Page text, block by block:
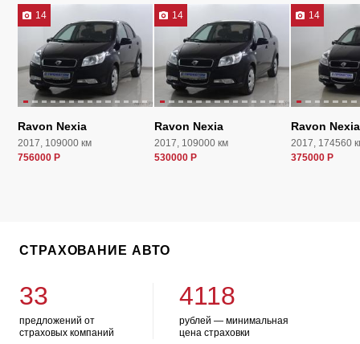
14
Ravon Nexia
2017, 109000 км
756000 Р
14
Ravon Nexia
2017, 109000 км
530000 Р
14
Ravon Nexia
2017, 174560
375000 Р
СТРАХОВАНИЕ АВТО
33
предложений от
страховых компаний
4118
рублей — минимальная
цена страховки